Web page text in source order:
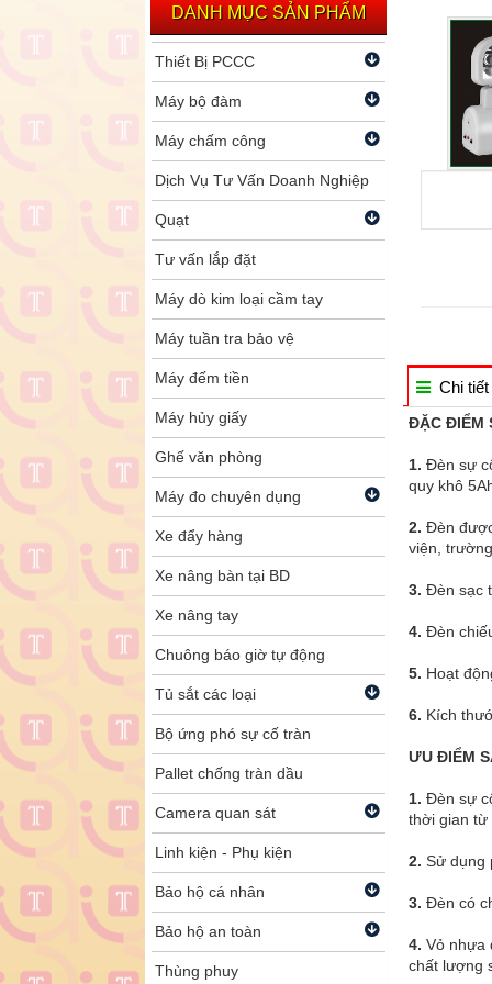
Chi tiết
ĐẶC ĐIỂM
1. Đèn sự
quy khô
2. Đèn
viện,
3. Đèn sạc
4. Đèn
5. Hoạt
6. Kích
ƯU ĐIỂM
1. Đèn sự
thời gian từ
2. Sử dụng
3. Đèn có
4. Vỏ nhựa
chất lượng
DANH MỤC SẢN PHẨM
Thiết Bị PCCC
Máy bộ đàm
Máy chấm công
Dịch Vụ Tư Vấn Doanh Nghiệp
Quạt
Tư vấn lắp đặt
Máy dò kim loại cầm tay
Máy tuần tra bảo vệ
Máy đếm tiền
Máy hủy giấy
Ghế văn phòng
Máy đo chuyên dụng
Xe đẩy hàng
Xe nâng bàn tại BD
Xe nâng tay
Chuông báo giờ tự động
Tủ sắt các loại
Bộ ứng phó sự cố tràn
Pallet chống tràn dầu
Camera quan sát
Linh kiện - Phụ kiện
Bảo hộ cá nhân
Bảo hộ an toàn
Thùng phuy